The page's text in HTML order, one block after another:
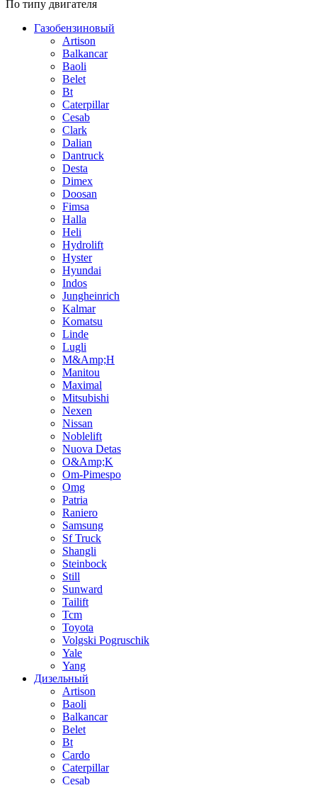
По типу двигателя
Газобензиновый
Artison
Balkancar
Baoli
Belet
Bt
Caterpillar
Cesab
Clark
Dalian
Dantruck
Desta
Dimex
Doosan
Fimsa
Halla
Heli
Hydrolift
Hyster
Hyundai
Indos
Jungheinrich
Kalmar
Komatsu
Linde
Lugli
M&Amp;H
Manitou
Maximal
Mitsubishi
Nexen
Nissan
Noblelift
Nuova Detas
O&Amp;K
Om-Pimespo
Omg
Patria
Raniero
Samsung
Sf Truck
Shangli
Steinbock
Still
Sunward
Tailift
Tcm
Toyota
Volgski Pogruschik
Yale
Yang
Дизельный
Artison
Baoli
Balkancar
Belet
Bt
Cardo
Caterpillar
Cesab